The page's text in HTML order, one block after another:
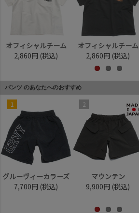
オフィシャルチーム
2,860円 (税込)
オフィシャルチーム
2,860円 (税込)
パンツ のあなたへのおすすめ
1
グルーヴィーカラーズ
7,700円 (税込)
2
マウンテン
9,900円 (税込)